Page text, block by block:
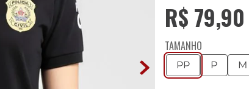
R$ 79,90
TAMANHO
PP P M